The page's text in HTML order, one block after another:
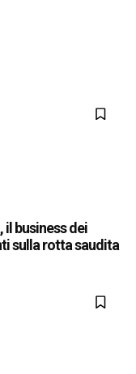
il business dei
sulla rotta saudita